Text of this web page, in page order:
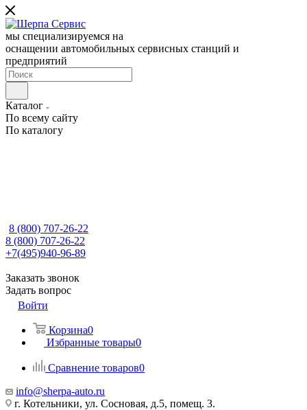
мы специализируемся на
оснащении автомобильных сервисных станций и
предприятий
Каталог
По всему сайту
По каталогу
8 (800) 707-26-22
8 (800) 707-26-22
+7(495)940-96-89
Заказать звонок
Задать вопрос
Войти
Корзина0
Избранные товары0
Сравнение товаров0
info@sherpa-auto.ru
г. Котельники, ул. Сосновая, д.5, помещ. 3.